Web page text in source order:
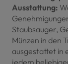
Ausstattung:
Staubsauger,
Münzen in den
ausgestattet in